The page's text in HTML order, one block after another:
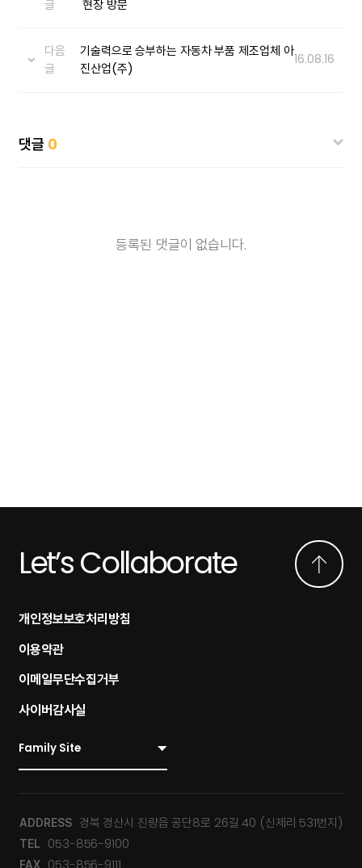
글
현장 방문
다음
글
기술력으로 승부하는 자동차 부품 제조업체 아
진산업(주)
16.08.16
댓글 0
등록된 댓글이 없습니다.
Let’s Collaborate
개인정보보호처리방침
이용약관
이메일무단수집거부
사이버감사실
ADDRESS 경북 경산시 진량읍 공단8로 26길 40 (신제리 531번지)
TEL 053-856-9100
FAX